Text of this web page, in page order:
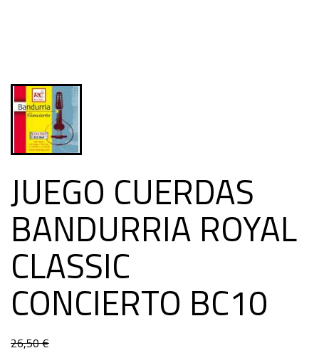
JUEGO CUERDAS
BANDURRIA ROYAL
CLASSIC
CONCIERTO BC10
26,50 €